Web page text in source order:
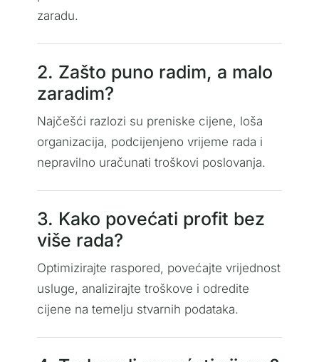
zaradu.
2. Zašto puno radim, a malo
zaradim?
Najčešći razlozi su preniske cijene, loša
organizacija, podcijenjeno vrijeme rada i
nepravilno uračunati troškovi poslovanja.
3. Kako povećati profit bez
više rada?
Optimizirajte raspored, povećajte vrijednost
usluge, analizirajte troškove i odredite
cijene na temelju stvarnih podataka.